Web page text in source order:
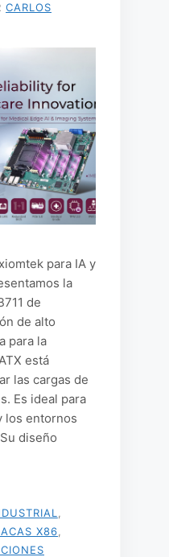
CARLOS
para IA y
la
de
de alto
para la
está
las cargas de
Es ideal para
los entornos
diseño
X86